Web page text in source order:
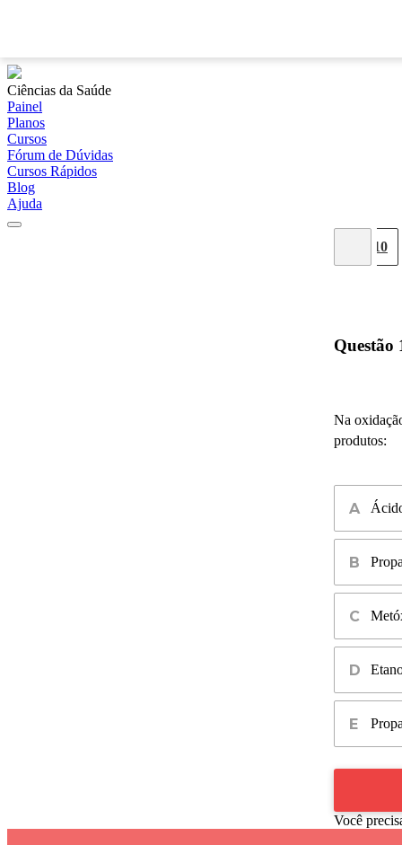
Ciências da Saúde
Painel
Planos
Cursos
Fórum de Dúvidas
Cursos Rápidos
Blog
Ajuda
10
Questão
Na
produtos:
Você